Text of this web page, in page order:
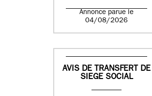
Annonce parue le
04/08/2026
AVIS DE TRANSFERT DE
SIEGE SOCIAL